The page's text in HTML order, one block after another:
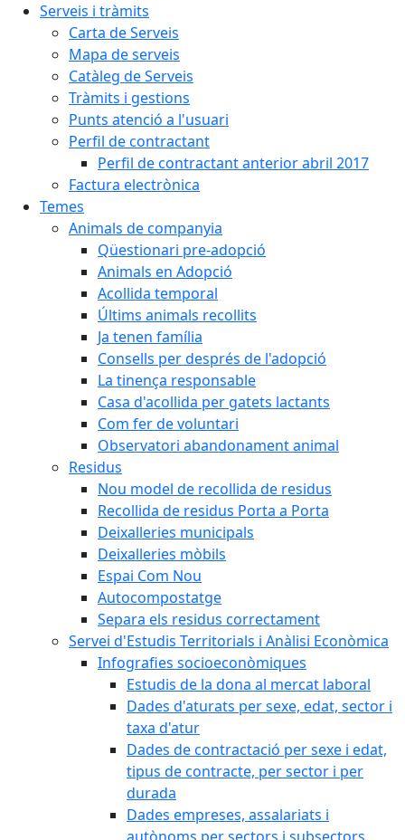
Serveis i tràmits
Carta de Serveis
Mapa de serveis
Catàleg de Serveis
Tràmits i gestions
Punts atenció a l'usuari
Perfil de contractant
Perfil de contractant anterior abril 2017
Factura electrònica
Temes
Animals de companyia
Qüestionari pre-adopció
Animals en Adopció
Acollida temporal
Últims animals recollits
Ja tenen família
Consells per després de l'adopció
La tinença responsable
Casa d'acollida per gatets lactants
Com fer de voluntari
Observatori abandonament animal
Residus
Nou model de recollida de residus
Recollida de residus Porta a Porta
Deixalleries municipals
Deixalleries mòbils
Espai Com Nou
Autocompostatge
Separa els residus correctament
Servei d'Estudis Territorials i Anàlisi Econòmica
Infografies socioeconòmiques
Estudis de la dona al mercat laboral
Dades d'aturats per sexe, edat, sector i
taxa d'atur
Dades de contractació per sexe i edat,
tipus de contracte, per sector i per
durada
Dades empreses, assalariats i